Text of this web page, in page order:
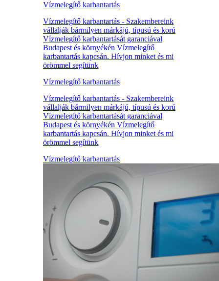
Vízmelegítő karbantartás
Vízmelegítő karbantartás - Szakembereink
vállalják bármilyen márkájú, típusú és korú
Vízmelegítő karbantartását garanciával
Budapest és környékén Vízmelegítő
karbantartás kapcsán. Hívjon minket és mi
örömmel segítünk
Vízmelegítő karbantartás
Vízmelegítő karbantartás - Szakembereink
vállalják bármilyen márkájú, típusú és korú
Vízmelegítő karbantartását garanciával
Budapest és környékén Vízmelegítő
karbantartás kapcsán. Hívjon minket és mi
örömmel segítünk
Vízmelegítő karbantartás